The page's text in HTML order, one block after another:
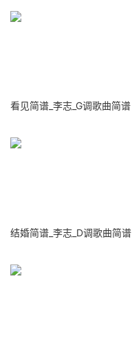
看见简谱_李志_G调歌曲简谱
结婚简谱_李志_D调歌曲简谱